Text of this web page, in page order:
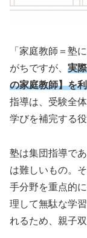
「家庭教師＝塾
がちですが、 実
の家庭教師】を
指導は、受験全
学びを補完する
塾は集団指導で
は難しいもの。
手分野を重点的
理して無駄な学
れるため、親子